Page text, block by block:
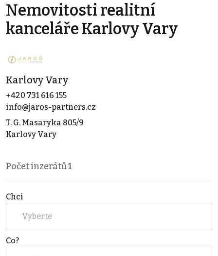
Nemovitosti realitní
kanceláře Karlovy Vary
Karlovy Vary
+420 731 616 155
info@jaros-partners.cz
T. G. Masaryka 805/9
Karlovy Vary
Počet inzerátů1
Chci
Vyberte
Co?